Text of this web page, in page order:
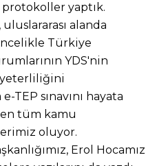
yaptık.
uluslararası alanda
Türkiye
YDS'nin
TEP sınavını hayata
tüm kamu
oluyor.
Erol Hocamız